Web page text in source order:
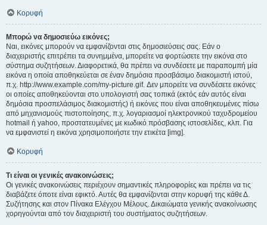
Κορυφή
Μπορώ να δημοσιεύω εικόνες;
Ναι, εικόνες μπορούν να εμφανίζονται στις δημοσιεύσεις σας. Εάν ο
διαχειριστής επιτρέπει τα συνημμένα, μπορείτε να φορτώσετε την εικόνα στο
σύστημα συζητήσεων. Διαφορετικά, θα πρέπει να συνδέσετε με παραπομπή μία
εικόνα η οποία αποθηκεύεται σε έναν δημόσια προσβάσιμο διακομιστή ιστού,
π.χ. http://www.example.com/my-picture.gif. Δεν μπορείτε να συνδέσετε εικόνες
οι οποίες αποθηκεύονται στο υπολογιστή σας τοπικά (εκτός εάν αυτός είναι
δημόσια προσπελάσιμος διακομιστής) ή εικόνες που είναι αποθηκευμένες πίσω
από μηχανισμούς πιστοποίησης, π.χ. λογαριασμοί ηλεκτρονικού ταχυδρομείου
hotmail ή yahoo, προστατευμένες με κωδικό πρόσβασης ιστοσελίδες, κλπ. Για
να εμφανιστεί η εικόνα χρησιμοποιήστε την ετικέτα [img].
Κορυφή
Τι είναι οι γενικές ανακοινώσεις;
Οι γενικές ανακοινώσεις περιέχουν σημαντικές πληροφορίες και πρέπει να τις
διαβάζετε όποτε είναι εφικτό. Αυτές θα εμφανίζονται στην κορυφή της κάθε Δ.
Συζήτησης και στον Πίνακα Ελέγχου Μέλους. Δικαιώματα γενικής ανακοίνωσης
χορηγούνται από τον διαχειριστή του συστήματος συζητήσεων.